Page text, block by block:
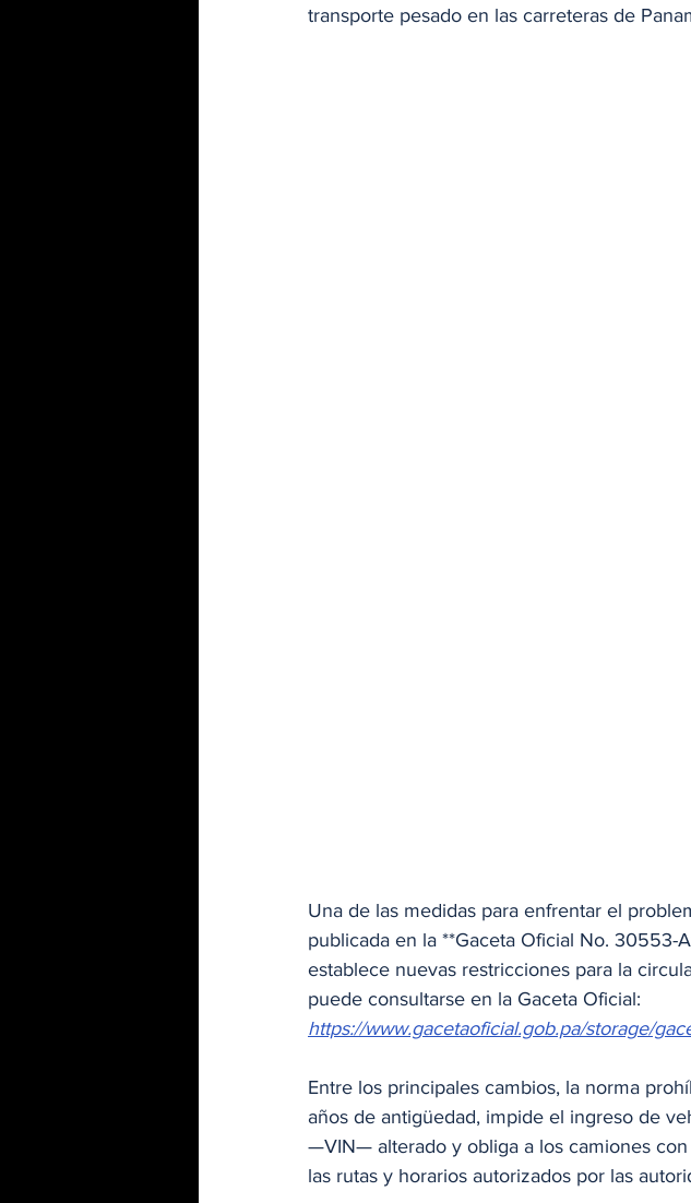
transporte pesado en las carreteras de
Una de las medidas para enfrentar el
publicada en la **Gaceta Oficial No. 30553-
establece nuevas restricciones para la
puede consultarse en la Gaceta Oficial:
https://www.gacetaoficial.gob.pa/storage/
Entre los principales cambios, la norma
años de antigüedad, impide el ingreso de
—VIN— alterado y obliga a los camiones
las rutas y horarios autorizados por las